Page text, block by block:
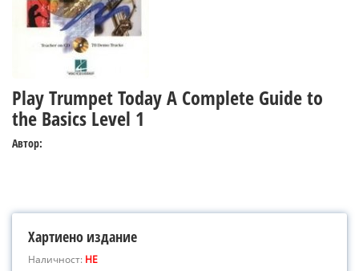
Play Trumpet Today A Complete Guide to
the Basics Level 1
Автор:
Хартиено издание
Наличност: НЕ